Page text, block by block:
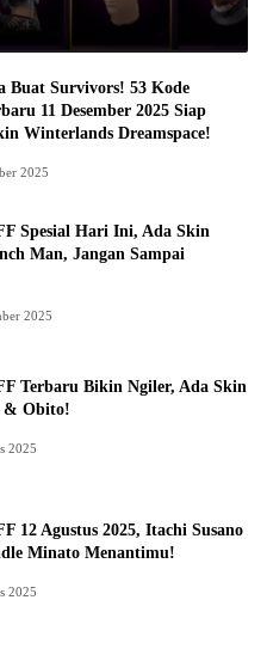
Jujutsu & Scar
Buat Survivors! 53 Kode
11 Desember 2025 Siap
Winterlands Dreamspace!
2025
Spesial Hari Ini, Ada Skin
Man, Jangan Sampai
2025
Terbaru Bikin Ngiler, Ada Skin
& Obito!
2025
12 Agustus 2025, Itachi Susano
Minato Menantimu!
2025